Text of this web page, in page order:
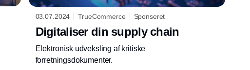
03.07.2024 TrueCommerce Sponseret
Digitaliser din supply chain
Elektronisk udveksling af kritiske
forretningsdokumenter.